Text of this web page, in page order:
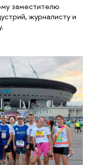
заместителю
журналисту и